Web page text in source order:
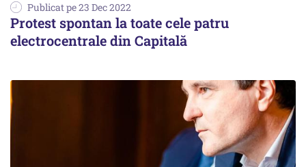
Publicat pe 23 Dec 2022
Protest spontan la toate cele patru
electrocentrale din Capitală